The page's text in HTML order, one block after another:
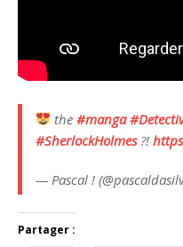
the#manga
#SherlockHolmes?!
— Pascal !
Partager :